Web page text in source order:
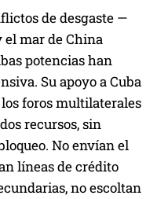
de desgaste —
el mar de China
potencias han
Su apoyo a Cuba
foros multilaterales
recursos, sin
No envían el
líneas de crédito
no escoltan